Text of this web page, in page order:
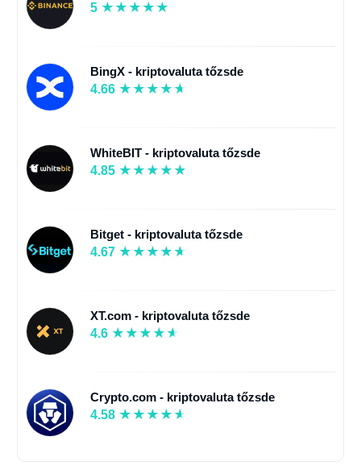
5
BingX - kriptovaluta tőzsde
4.66
WhiteBIT - kriptovaluta tőzsde
4.85
Bitget - kriptovaluta tőzsde
4.67
XT.com - kriptovaluta tőzsde
4.6
Crypto.com - kriptovaluta tőzsde
4.58